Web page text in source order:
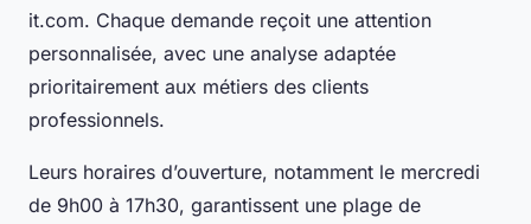
it.com. Chaque demande reçoit une attention
personnalisée, avec une analyse adaptée
prioritairement aux métiers des clients
professionnels.
Leurs horaires d’ouverture, notamment le mercredi
de 9h00 à 17h30, garantissent une plage de